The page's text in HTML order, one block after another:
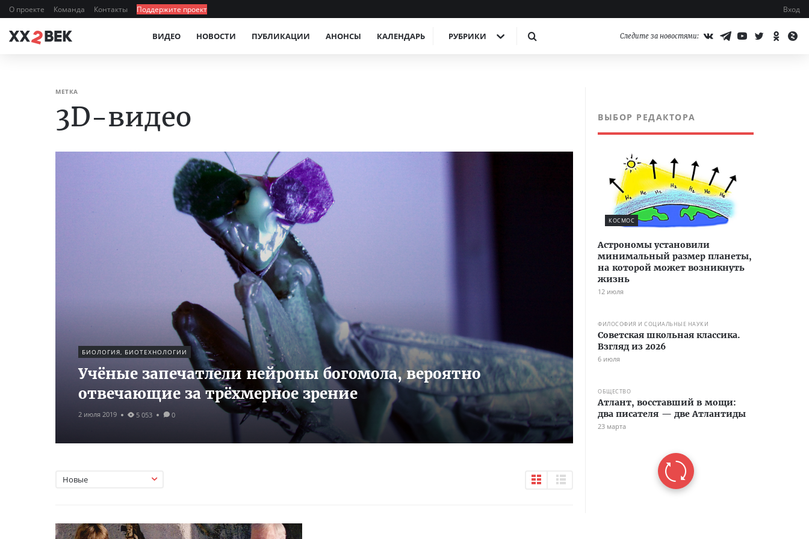
О проекте Команда Контакты Поддержите проект Вход
ВИДЕО НОВОСТИ ПУБЛИКАЦИИ АНОНСЫ КАЛЕНДАРЬ РУБРИКИ Следите за новостями:
МЕТКА
3D-видео
БИОЛОГИЯ, БИОТЕХНОЛОГИИ
Учёные запечатлели нейроны богомола, вероятно
отвечающие за трёхмерное зрение
2 июля 2019 5 053 0
Новые
ВЫБОР РЕДАКТОРА
КОСМОС
Астрономы установили
минимальный размер планеты,
на которой может возникнуть
жизнь
12 июля
ФИЛОСОФИЯ И СОЦИАЛЬНЫЕ НАУКИ
Советская школьная классика.
Взгляд из 2026
6 июля
ОБЩЕСТВО
Атлант, восставший в мощи:
два писателя — две Атлантиды
23 марта